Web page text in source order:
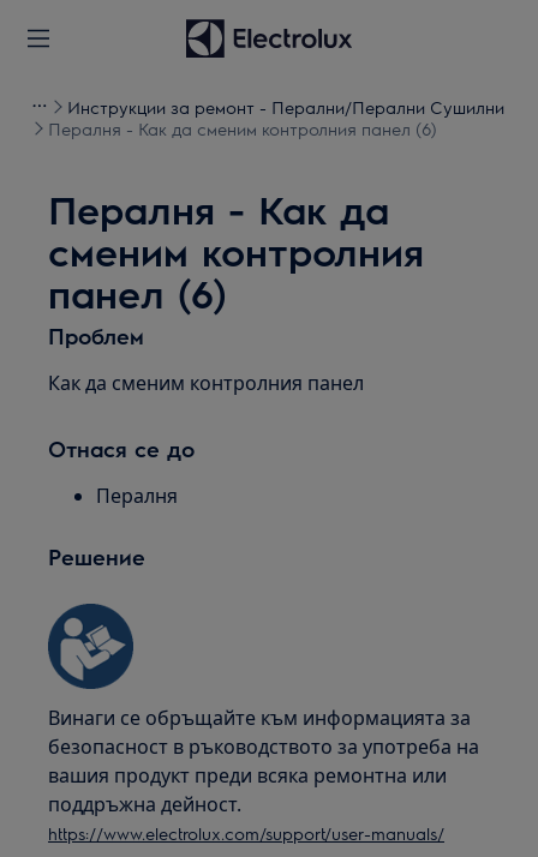
Инструкции за ремонт - Перални/Перални Сушилни
Пералня - Как да сменим контролния панел (6)
Пералня - Как да
сменим контролния
панел (6)
Проблем
Как да сменим контролния панел
Отнася се до
Пералня
Решение
Винаги се обръщайте към информацията за
безопасност в ръководството за употреба на
вашия продукт преди всяка ремонтна или
поддръжна дейност.
https://www.electrolux.com/support/user-manuals/